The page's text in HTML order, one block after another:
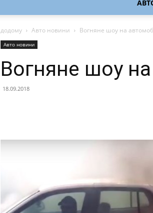
додому Авто новини Вогняне шоу на
Авто новини
Вогняне шоу на
18.09.2018